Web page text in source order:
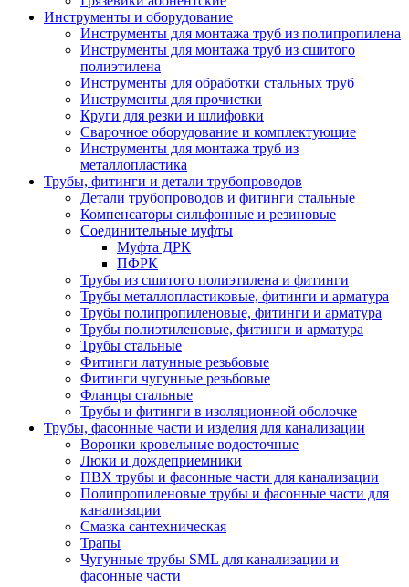
Инструменты и оборудование
Инструменты для монтажа труб из полипропилена
Инструменты для монтажа труб из сшитого
полиэтилена
Инструменты для обработки стальных труб
Инструменты для прочистки
Круги для резки и шлифовки
Сварочное оборудование и комплектующие
Инструменты для монтажа труб из
металлопластика
Трубы, фитинги и детали трубопроводов
Детали трубопроводов и фитинги стальные
Компенсаторы сильфонные и резиновые
Соединительные муфты
Муфта ДРК
ПФРК
Трубы из сшитого полиэтилена и фитинги
Трубы металлопластиковые, фитинги и арматура
Трубы полипропиленовые, фитинги и арматура
Трубы полиэтиленовые, фитинги и арматура
Трубы стальные
Фитинги латунные резьбовые
Фитинги чугунные резьбовые
Фланцы стальные
Трубы и фитинги в изоляционной оболочке
Трубы, фасонные части и изделия для канализации
Воронки кровельные водосточные
Люки и дождеприемники
ПВХ трубы и фасонные части для канализации
Полипропиленовые трубы и фасонные части для
канализации
Смазка сантехническая
Трапы
Чугунные трубы SML для канализации и
фасонные части